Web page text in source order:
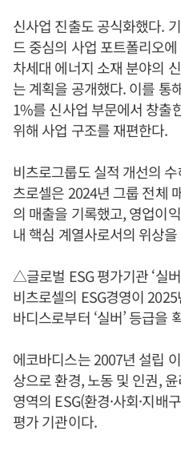
신사업 진출도 공식화했다.
드 중심의 사업 포트폴리오
차세대 에너지 소재 분야의
는 계획을 공개했다. 이를 통
1%를 신사업 부문에서 창출
위해 사업 구조를 재편한다.
비츠로그룹도 실적 개선의
츠로셀은 2024년 그룹 전체
의 매출을 기록했고, 영업이
내 핵심 계열사로서의 위상
△글로벌 ESG 평가기관 ‘실
비츠로셀의 ESG경영이
바디스로부터 ‘실버’ 등급을
에코바디스는 2007년 설립
상으로 환경, 노동 및 인권,
영역의 ESG(환경·사회·지배
평가 기관이다.